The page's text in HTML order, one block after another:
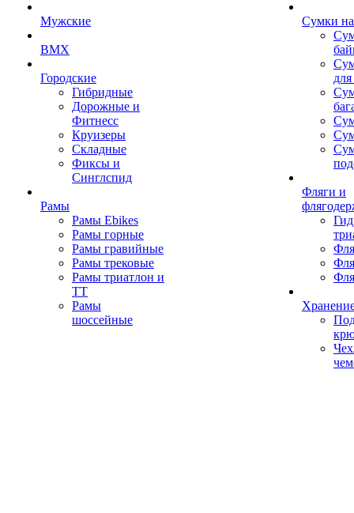
Мужские
BMX
Городские
Гибридные
Дорожные и
Фитнесс
Круизеры
Складные
Фиксы и
Синглспид
Рамы
Рамы Ebikes
Рамы горные
Рамы гравийные
Рамы трековые
Рамы триатлон и
ТТ
Рамы
шоссейные
Сумки
Фляги и